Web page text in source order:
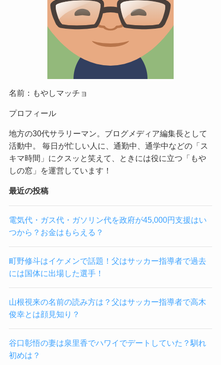
名前：もやしマッチョ
プロフィール
地方の30代サラリーマン。ブログメディア編集長として
活動中。 毎日が忙しい人に、通勤中、通学中などの「ス
キマ時間」にクスッと笑えて、ときには役に立つ「もや
しの窓」を運営しています！
最近の投稿
電気代・ガス代・ガソリン代を政府が45,000円支援はい
つから？お金はもらえる？
町野修斗はイケメンで話題！父はサッカー指導者で過去
には国体に出場した選手！
山根視来の名前の読み方は？父はサッカー指導者で高木
俊幸とは顔見知り？
谷口彰悟の妻は泉里香でハワイでデートしていた？馴れ
初めは？